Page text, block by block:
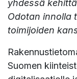
yhdessä
Odotan innolla
toimijoiden
Suomen